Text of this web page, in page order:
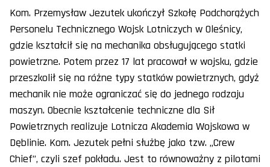
Kom. Przemysław Jezutek ukończył Szkołę Podchorążych
Personelu Technicznego Wojsk Lotniczych w Oleśnicy,
gdzie kształcił się na mechanika obsługującego statki
powietrzne. Potem przez 17 lat pracował w wojsku, gdzie
przeszkolił się na różne typy statków powietrznych, gdyż
mechanik nie może ograniczać się do jednego rodzaju
maszyn. Obecnie kształcenie techniczne dla Sił
Powietrznych realizuje Lotnicza Akademia Wojskowa w
Dęblinie. Kom. Jezutek pełni służbę jako tzw. „Crew
Chief”, czyli szef pokładu. Jest to równoważny z pilotami